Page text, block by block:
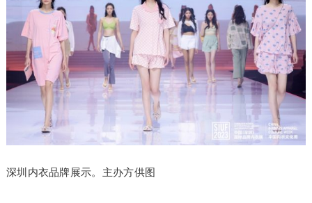
深圳内衣品牌展示。主办方供图